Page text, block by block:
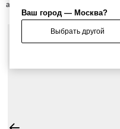
Ваш город — Москва?
Выбрать другой
аксессуары